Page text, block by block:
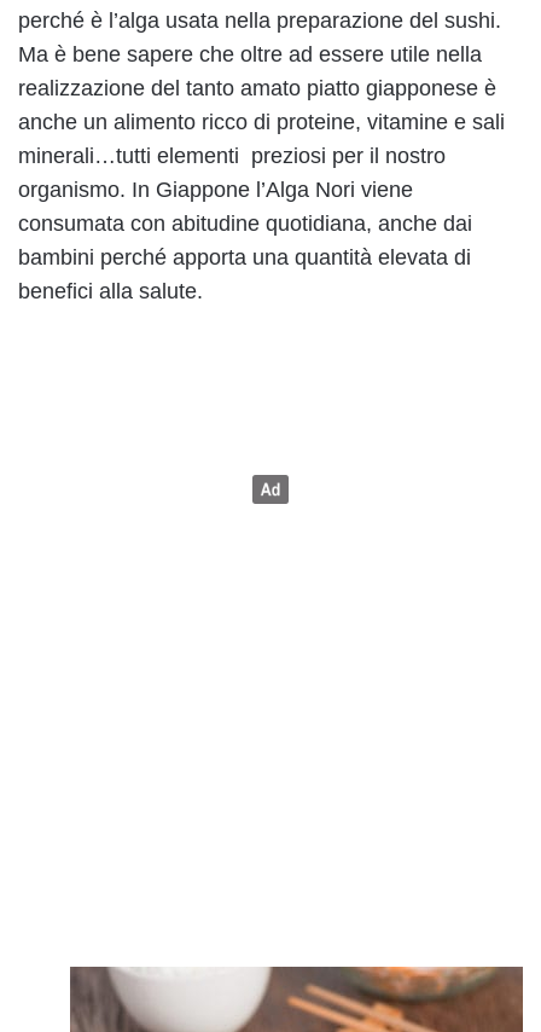
perché è l’alga usata nella preparazione del sushi.
Ma è bene sapere che oltre ad essere utile nella
realizzazione del tanto amato piatto giapponese è
anche un alimento ricco di proteine, vitamine e sali
minerali…tutti elementi preziosi per il nostro
organismo. In Giappone l’Alga Nori viene
consumata con abitudine quotidiana, anche dai
bambini perché apporta una quantità elevata di
benefici alla salute.